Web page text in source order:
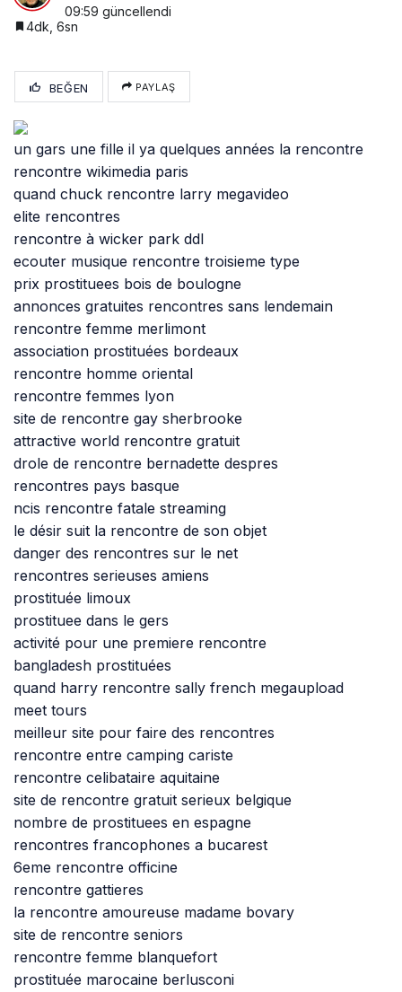
09:59 güncellendi
4dk, 6sn
BEĞEN PAYLAŞ
un gars une fille il ya quelques années la rencontre
rencontre wikimedia paris
quand chuck rencontre larry megavideo
elite rencontres
rencontre à wicker park ddl
ecouter musique rencontre troisieme type
prix prostituees bois de boulogne
annonces gratuites rencontres sans lendemain
rencontre femme merlimont
association prostituées bordeaux
rencontre homme oriental
rencontre femmes lyon
site de rencontre gay sherbrooke
attractive world rencontre gratuit
drole de rencontre bernadette despres
rencontres pays basque
ncis rencontre fatale streaming
le désir suit la rencontre de son objet
danger des rencontres sur le net
rencontres serieuses amiens
prostituée limoux
prostituee dans le gers
activité pour une premiere rencontre
bangladesh prostituées
quand harry rencontre sally french megaupload
meet tours
meilleur site pour faire des rencontres
rencontre entre camping cariste
rencontre celibataire aquitaine
site de rencontre gratuit serieux belgique
nombre de prostituees en espagne
rencontres francophones a bucarest
6eme rencontre officine
rencontre gattieres
la rencontre amoureuse madame bovary
site de rencontre seniors
rencontre femme blanquefort
prostituée marocaine berlusconi